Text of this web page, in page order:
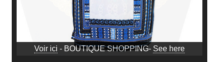
Voir ici - BOUTIQUE SHOPPING- See here